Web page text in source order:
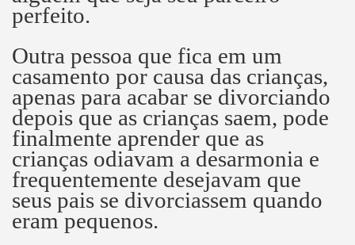
perfeito.
Outra pessoa que fica em um
casamento por causa das crianças,
apenas para acabar se divorciando
depois que as crianças saem, pode
finalmente aprender que as
crianças odiavam a desarmonia e
frequentemente desejavam que
seus pais se divorciassem quando
eram pequenos.